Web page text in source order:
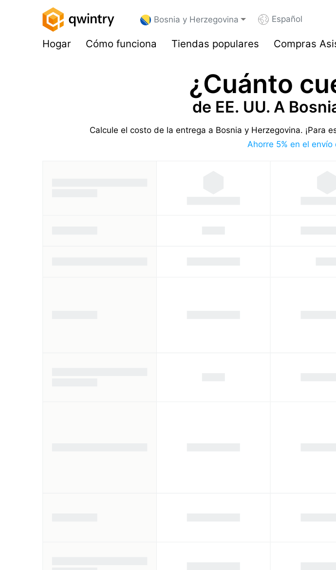
Bosnia y Herzegovina Español
Hogar Cómo funciona Tiendas populares Compras
¿Cuánto
de EE. UU. A
Calcule el costo de la entrega a Bosnia y Herzegovina. ¡Para
Ahorre 5% en el envío